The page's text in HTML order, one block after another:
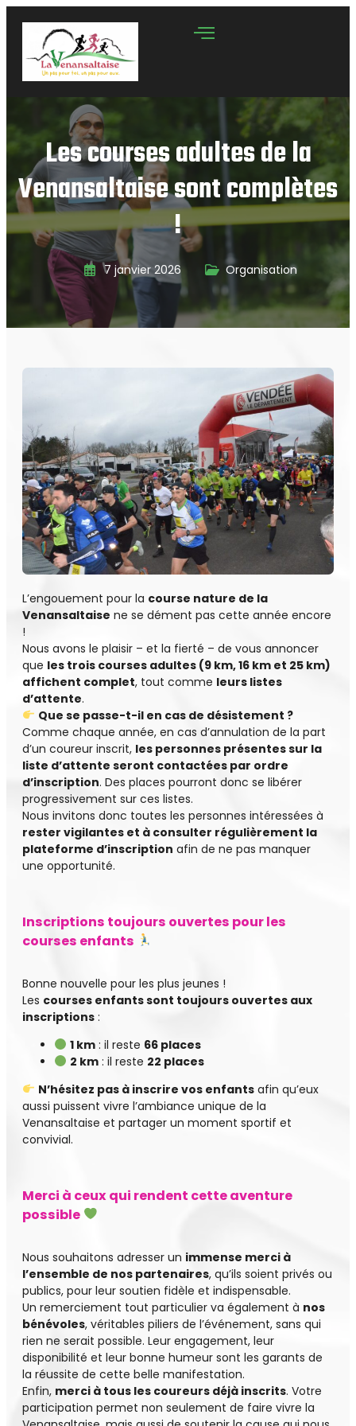
Les courses adultes de la
Venansaltaise sont complètes
!
7 janvier 2026 Organisation
L’engouement pour la course nature de la
Venansaltaise ne se dément pas cette année encore
!
Nous avons le plaisir – et la fierté – de vous annoncer
que les trois courses adultes (9 km, 16 km et 25 km)
affichent complet, tout comme leurs listes
d’attente.
Que se passe-t-il en cas de désistement ?
Comme chaque année, en cas d’annulation de la part
d’un coureur inscrit, les personnes présentes sur la
liste d’attente seront contactées par ordre
d’inscription. Des places pourront donc se libérer
progressivement sur ces listes.
Nous invitons donc toutes les personnes intéressées à
rester vigilantes et à consulter régulièrement la
plateforme d’inscription afin de ne pas manquer
une opportunité.
Inscriptions toujours ouvertes pour les
courses enfants
Bonne nouvelle pour les plus jeunes !
Les courses enfants sont toujours ouvertes aux
inscriptions :
1 km: il reste 66 places
2 km: il reste 22 places
N’hésitez pas à inscrire vos enfantsafin qu’eux
aussi puissent vivre l’ambiance unique de la
Venansaltaise et partager un moment sportif et
convivial.
Merci à ceux qui rendent cette aventure
possible
Nous souhaitons adresser un immense merci à
l’ensemble de nos partenaires, qu’ils soient privés ou
publics, pour leur soutien fidèle et indispensable.
Un remerciement tout particulier va également à nos
bénévoles, véritables piliers de l’événement, sans qui
rien ne serait possible. Leur engagement, leur
disponibilité et leur bonne humeur sont les garants de
la réussite de cette belle manifestation.
Enfin, merci à tous les coureurs déjà inscrits. Votre
participation permet non seulement de faire vivre la